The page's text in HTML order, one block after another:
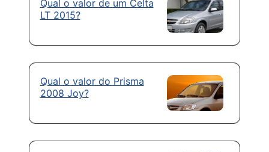
Qual o valor de um Celta
LT 2015?
Qual o valor do Prisma
2008 Joy?